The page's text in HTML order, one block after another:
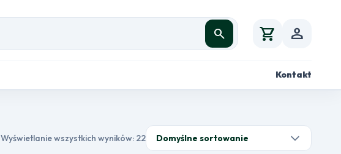
search shopping_cart person
Kontakt
Wyświetlanie wszystkich wyników: 22